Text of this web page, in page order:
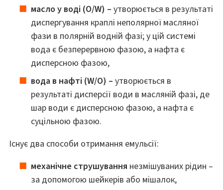
масло у воді (O/W) – утворюється в результаті
диспергування краплі неполярної масляної
фази в полярній водній фазі; у цій системі
вода є безперервною фазою, а нафта є
дисперсною фазою,
вода в нафті (W/O) – утворюється в
результаті дисперсії води в масляній фазі, де
шар води є дисперсною фазою, а нафта є
суцільною фазою.
Існує два способи отримання емульсії:
механічне струшування незмішуваних рідин –
за допомогою шейкерів або мішалок,